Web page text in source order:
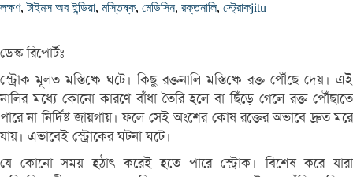
লক্ষণ,টাইমস অব ইন্ডিয়া, মস্তিষ্ক, মেডিসিন, রক্তনালি, স্ট্রোকjitu
ডেস্ক রিপোর্টঃ
স্ট্রোক মূলত মস্তিষ্কে ঘটে। কিছু রক্তনালি মস্তিষ্কে রক্ত পৌঁছে দেয়। এই
নালির মধ্যে কোনো কারণে বাঁধা তৈরি হলে বা ছিঁড়ে গেলে রক্ত পৌঁছাতে
পারে না নির্দিষ্ট জায়গায়। ফলে সেই অংশের কোষ রক্তের অভাবে দ্রুত মরে
যায়। এভাবেই স্ট্রোকের ঘটনা ঘটে।
যে কোনো সময় হঠাৎ করেই হতে পারে স্ট্রোক। বিশেষ করে যারা